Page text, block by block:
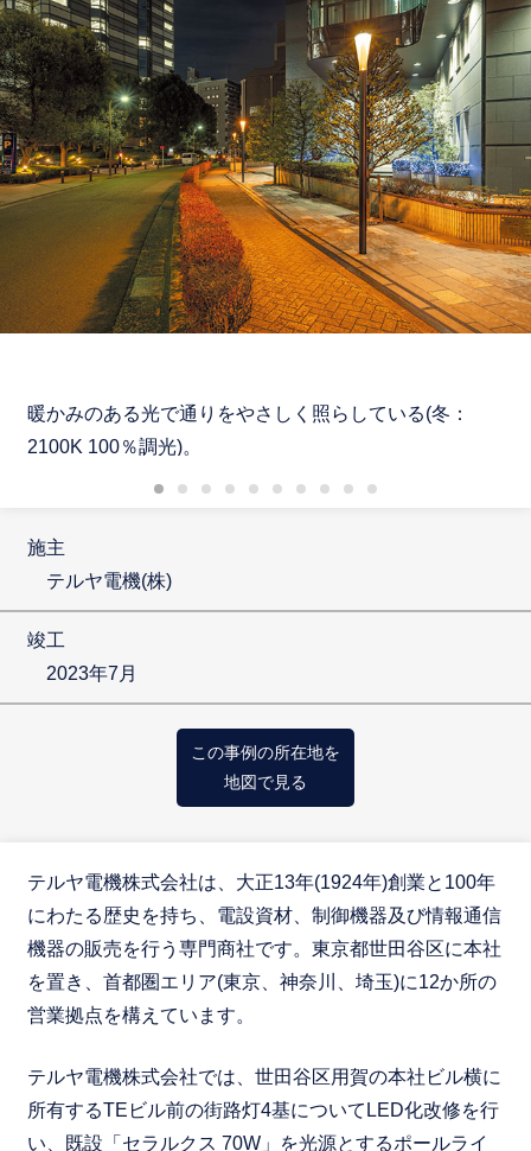
暖かみのある光で通りをやさしく照らしている(冬：
2100K 100％調光)。
施主
テルヤ電機(株)
竣工
2023年7月
この事例の所在地を
地図で見る
テルヤ電機株式会社は、大正13年(1924年)創業と100年
にわたる歴史を持ち、電設資材、制御機器及び情報通信
機器の販売を行う専門商社です。東京都世田谷区に本社
を置き、首都圏エリア(東京、神奈川、埼玉)に12か所の
営業拠点を構えています。
テルヤ電機株式会社では、世田谷区用賀の本社ビル横に
所有するTEビル前の街路灯4基についてLED化改修を行
い、既設「セラルクス 70W」を光源とするポールライ